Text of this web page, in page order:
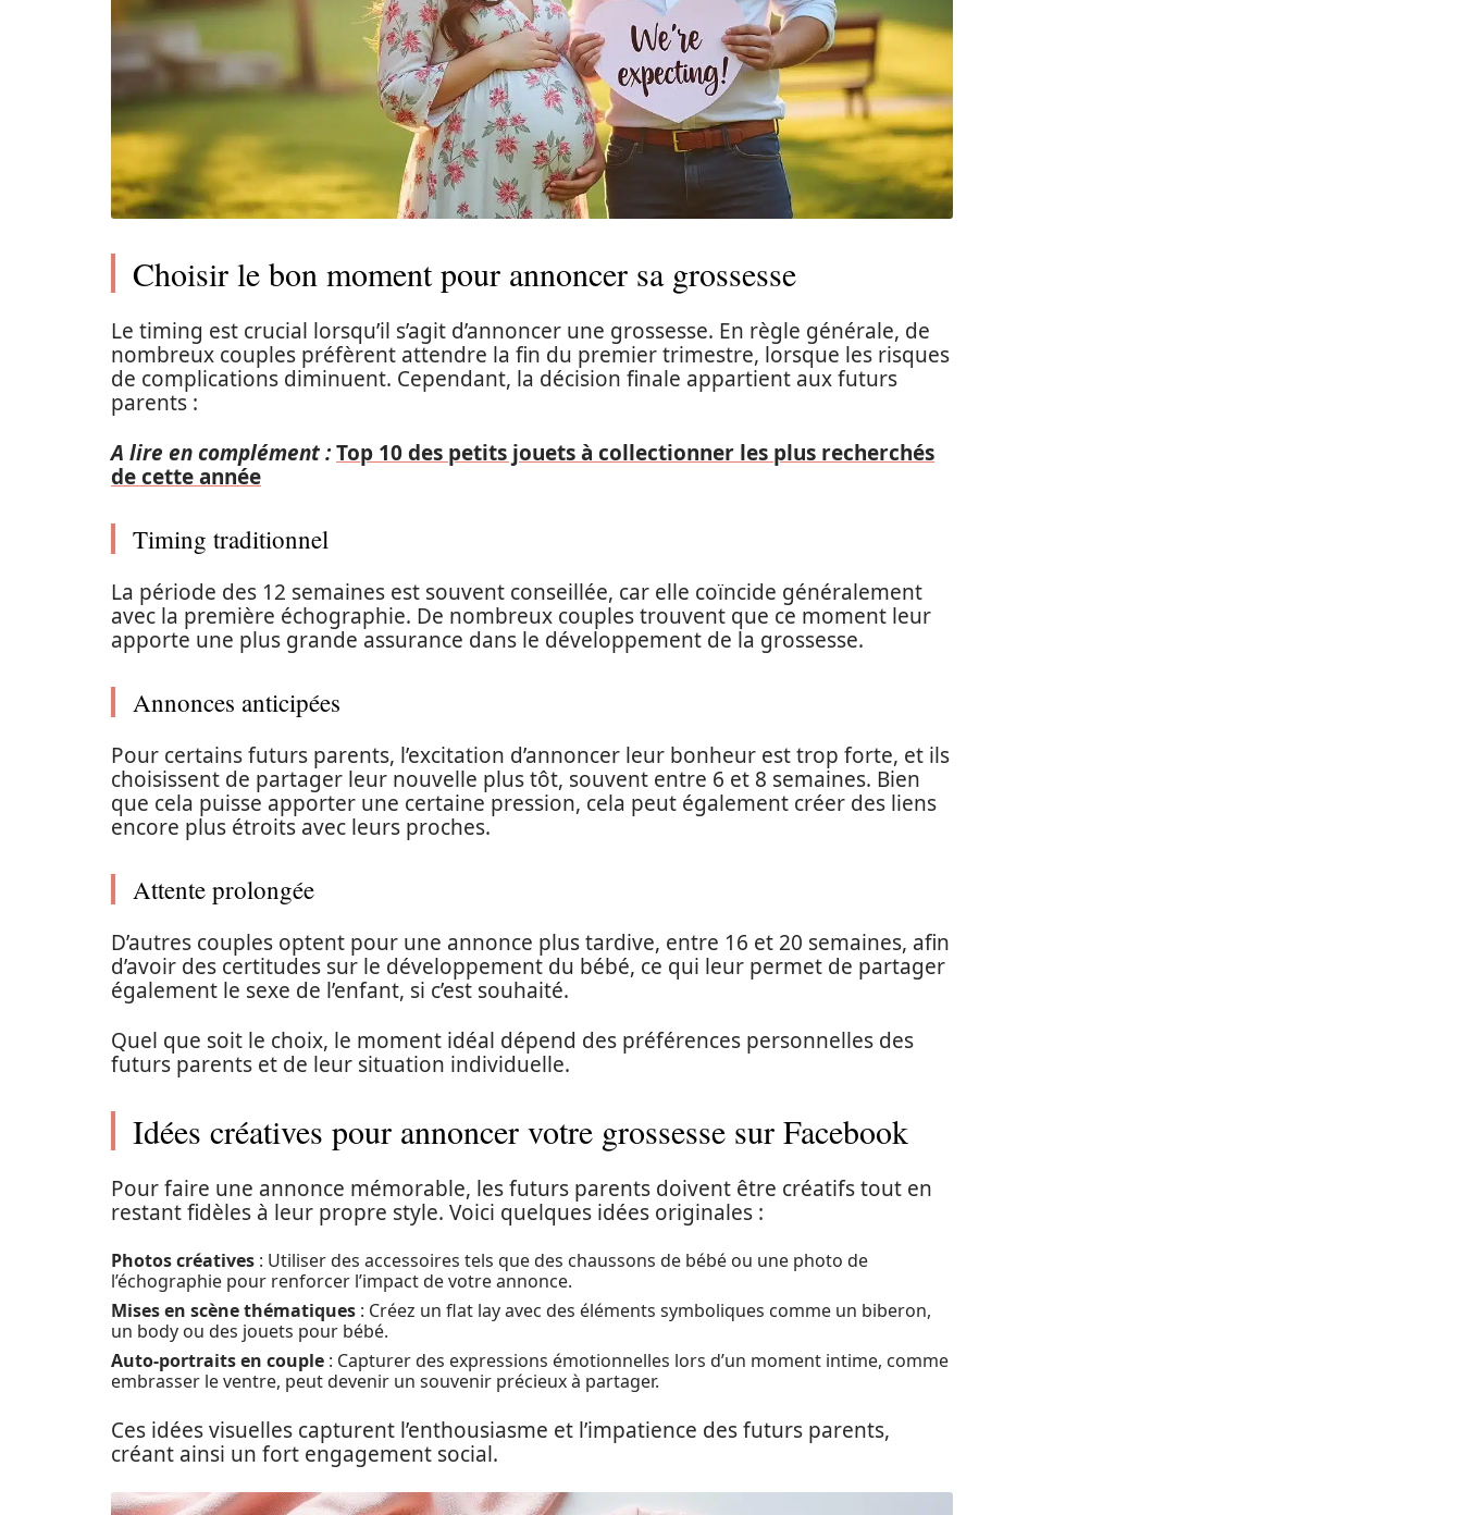
Choisir le bon moment pour annoncer sa grossesse
Le timing est crucial lorsqu’il s’agit d’annoncer une grossesse. En règle générale, de
nombreux couples préfèrent attendre la fin du premier trimestre, lorsque les risques
de complications diminuent. Cependant, la décision finale appartient aux futurs
parents :
A lire en complément :Top 10 des petits jouets à collectionner les plus recherchés
de cette année
Timing traditionnel
La période des 12 semaines est souvent conseillée, car elle coïncide généralement
avec la première échographie. De nombreux couples trouvent que ce moment leur
apporte une plus grande assurance dans le développement de la grossesse.
Annonces anticipées
Pour certains futurs parents, l’excitation d’annoncer leur bonheur est trop forte, et ils
choisissent de partager leur nouvelle plus tôt, souvent entre 6 et 8 semaines. Bien
que cela puisse apporter une certaine pression, cela peut également créer des liens
encore plus étroits avec leurs proches.
Attente prolongée
D’autres couples optent pour une annonce plus tardive, entre 16 et 20 semaines, afin
d’avoir des certitudes sur le développement du bébé, ce qui leur permet de partager
également le sexe de l’enfant, si c’est souhaité.
Quel que soit le choix, le moment idéal dépend des préférences personnelles des
futurs parents et de leur situation individuelle.
Idées créatives pour annoncer votre grossesse sur Facebook
Pour faire une annonce mémorable, les futurs parents doivent être créatifs tout en
restant fidèles à leur propre style. Voici quelques idées originales :
Photos créatives : Utiliser des accessoires tels que des chaussons de bébé ou une photo de
l’échographie pour renforcer l’impact de votre annonce.
Mises en scène thématiques : Créez un flat lay avec des éléments symboliques comme un biberon,
un body ou des jouets pour bébé.
Auto-portraits en couple : Capturer des expressions émotionnelles lors d’un moment intime, comme
embrasser le ventre, peut devenir un souvenir précieux à partager.
Ces idées visuelles capturent l’enthousiasme et l’impatience des futurs parents,
créant ainsi un fort engagement social.